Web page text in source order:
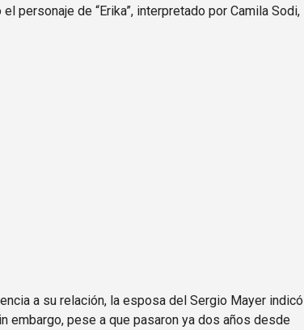
personaje de “Erika”, interpretado por Camila Sodi,
a su relación, la esposa del Sergio Mayer indicó
embargo, pese a que pasaron ya dos años desde